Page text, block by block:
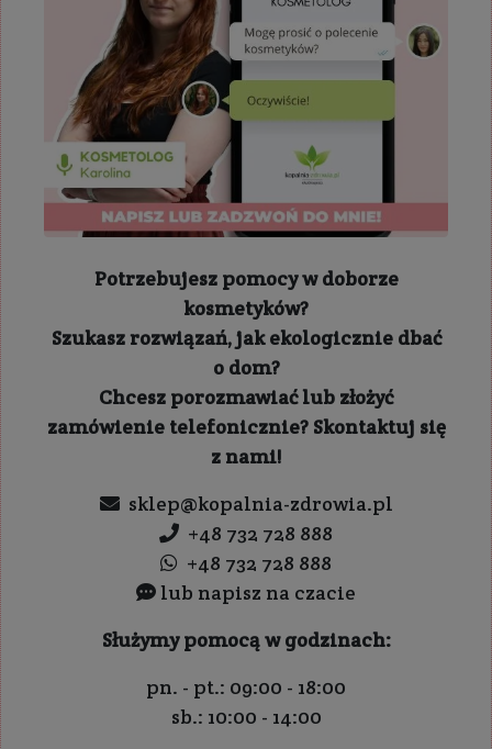
Potrzebujesz pomocy w doborze
kosmetyków?
Szukasz rozwiązań, jak ekologicznie dbać
o dom?
Chcesz porozmawiać lub złożyć
zamówienie telefonicznie? Skontaktuj się
z nami!
sklep@kopalnia-zdrowia.pl
+48 732 728 888
+48 732 728 888
lub napisz na czacie
Służymy pomocą w godzinach:
pn. - pt.: 09:00 - 18:00
sb.: 10:00 - 14:00